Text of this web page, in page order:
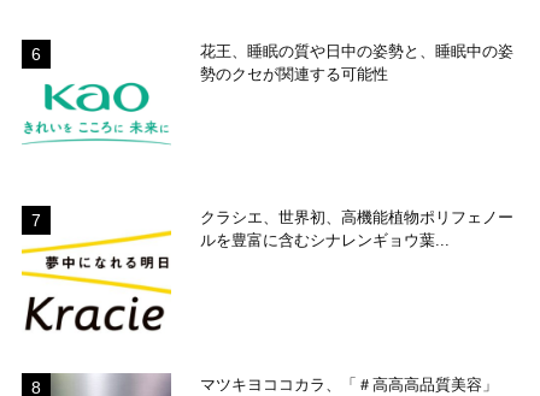
花王、睡眠の質や日中の姿勢と、睡眠中の姿
勢のクセが関連する可能性
クラシエ、世界初、高機能植物ポリフェノー
ルを豊富に含むシナレンギョウ葉...
マツキヨココカラ、「＃高高高品質美容」